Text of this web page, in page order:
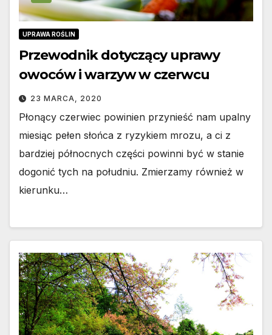
UPRAWA ROŚLIN
Przewodnik dotyczący uprawy
owoców i warzyw w czerwcu
23 MARCA, 2020
Płonący czerwiec powinien przynieść nam upalny
miesiąc pełen słońca z ryzykiem mrozu, a ci z
bardziej północnych części powinni być w stanie
dogonić tych na południu. Zmierzamy również w
kierunku…